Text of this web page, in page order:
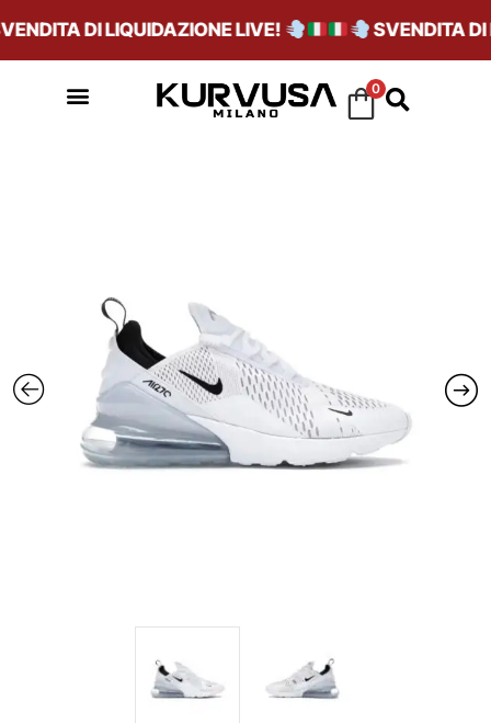
DI LIQUIDAZIONE LIVE! SVENDITA DI
0